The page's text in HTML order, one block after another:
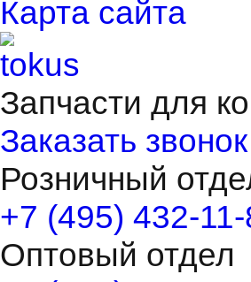
Карта сайта
Запчасти для
Заказать
Розничный
+7 (495) 432-
Оптовый отдел